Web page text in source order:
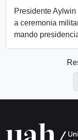
Presidente
a ceremonia
mando